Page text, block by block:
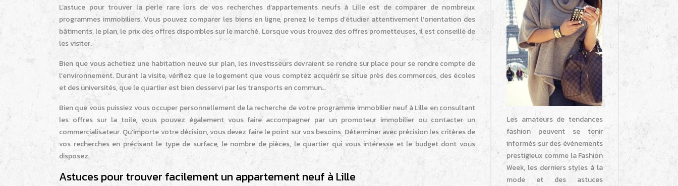
L’astuce pour trouver la perle rare lors de vos recherches d’appartements neufs à Lille est de comparer de nombreux
programmes immobiliers. Vous pouvez comparer les biens en ligne, prenez le temps d’étudier attentivement l’orientation des
bâtiments, le plan, le prix des offres disponibles sur le marché. Lorsque vous trouvez des offres prometteuses, il est conseillé de
les visiter.
Bien que vous achetiez une habitation neuve sur plan, les investisseurs devraient se rendre sur place pour se rendre compte de
l’environnement. Durant la visite, vérifiez que le logement que vous comptez acquérir se situe près des commerces, des écoles
et des universités, que le quartier est bien desservi par les transports en commun…
Bien que vous puissiez vous occuper personnellement de la recherche de votre programme immobilier neuf à Lille en consultant
les offres sur la toile, vous pouvez également vous faire accompagner par un promoteur immobilier ou contacter un
commercialisateur. Qu’importe votre décision, vous devez faire le point sur vos besoins. Déterminer avec précision les critères de
vos recherches en précisant le type de surface, le nombre de pièces, le quartier qui vous intéresse et le budget dont vous
disposez.
Astuces pour trouver facilement un appartement neuf à Lille
Les amateurs de tendances
fashion peuvent se tenir
informés sur des événements
prestigieux comme la Fashion
Week, les derniers styles à la
mode et des astuces